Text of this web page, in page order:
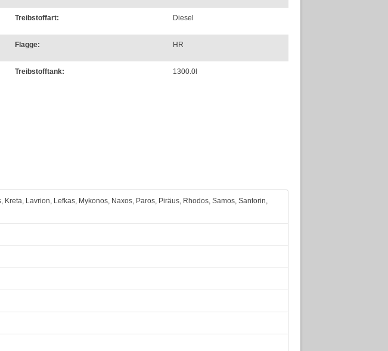
Treibstoffart: Diesel
Flagge: HR
Treibstofftank: 1300.0l
Kreta, Lavrion, Lefkas, Mykonos, Naxos, Paros, Piräus, Rhodos, Samos, Santorin,